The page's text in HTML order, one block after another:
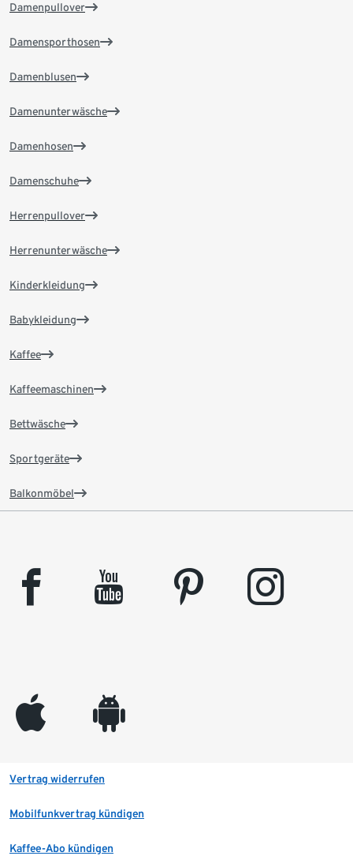
Damenpullover
Damensporthosen
Damenblusen
Damenunterwäsche
Damenhosen
Damenschuhe
Herrenpullover
Herrenunterwäsche
Kinderkleidung
Babykleidung
Kaffee
Kaffeemaschinen
Bettwäsche
Sportgeräte
Balkonmöbel
facebook youtube pinterest instagram
appleinc android
Vertrag widerrufen
Mobilfunkvertrag kündigen
Kaffee-Abo kündigen